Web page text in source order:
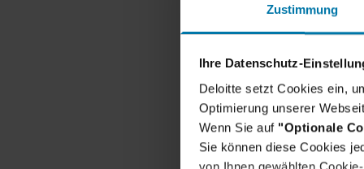
Zustimmung
Ihre Datenschutz-
Deloitte setzt Cookies ein,
Optimierung unserer
Wenn Sie auf "Optionale
Sie können diese Cookies
Berlin